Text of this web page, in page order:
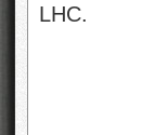
LHC.